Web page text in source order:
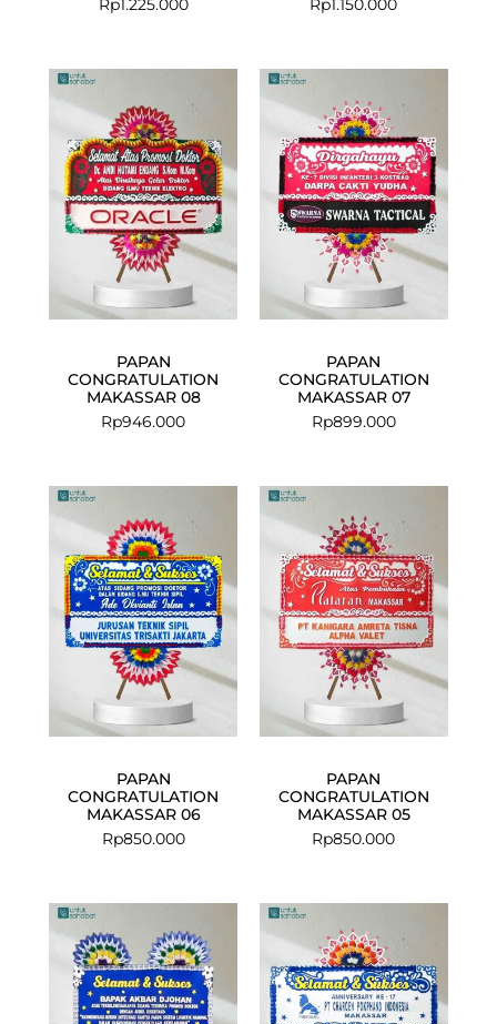
Rp1.225.000
Rp1.150.000
PAPAN
CONGRATULATION
MAKASSAR 08
Rp946.000
PAPAN
CONGRATULATION
MAKASSAR 07
Rp899.000
PAPAN
CONGRATULATION
MAKASSAR 06
Rp850.000
PAPAN
CONGRATULATION
MAKASSAR 05
Rp850.000